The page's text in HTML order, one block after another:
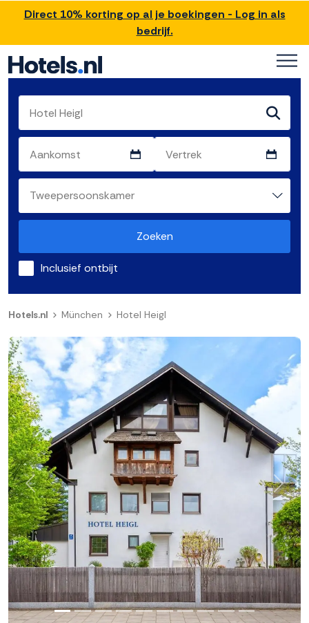
Direct 10% korting op al je boekingen - Log in als
bedrijf.
Zoeken
Inclusief ontbijt
Hotels.nl München Hotel Heigl